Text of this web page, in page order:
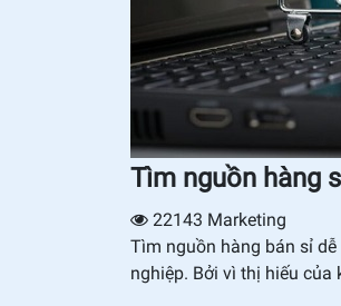
Tìm nguồn hàng
22143 Marketing
Tìm nguồn hàng bán sỉ
nghiệp. Bởi vì thị hiếu của